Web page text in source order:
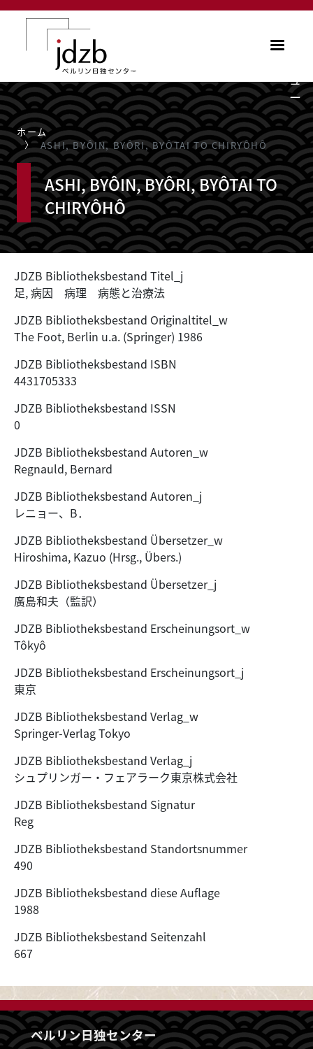
メインコンテンツに移動
ュ
ー
ホーム
ASHI, BYÔIN, BYÔRI, BYÔTAI TO CHIRYÔHÔ
ASHI, BYÔIN, BYÔRI, BYÔTAI TO
CHIRYÔHÔ
JDZB Bibliotheksbestand Titel_j
足, 病因 病理 病態と治療法
JDZB Bibliotheksbestand Originaltitel_w
The Foot, Berlin u.a. (Springer) 1986
JDZB Bibliotheksbestand ISBN
4431705333
JDZB Bibliotheksbestand ISSN
0
JDZB Bibliotheksbestand Autoren_w
Regnauld, Bernard
JDZB Bibliotheksbestand Autoren_j
レニョー、B．
JDZB Bibliotheksbestand Übersetzer_w
Hiroshima, Kazuo (Hrsg., Übers.)
JDZB Bibliotheksbestand Übersetzer_j
廣島和夫（監訳）
JDZB Bibliotheksbestand Erscheinungsort_w
Tôkyô
JDZB Bibliotheksbestand Erscheinungsort_j
東京
JDZB Bibliotheksbestand Verlag_w
Springer-Verlag Tokyo
JDZB Bibliotheksbestand Verlag_j
シュプリンガー・フェアラーク東京株式会社
JDZB Bibliotheksbestand Signatur
Reg
JDZB Bibliotheksbestand Standortsnummer
490
JDZB Bibliotheksbestand diese Auflage
1988
JDZB Bibliotheksbestand Seitenzahl
667
ベルリン日独センター